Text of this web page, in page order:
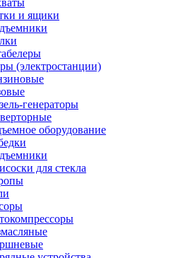
и ящики
(электростанции)
генераторы
оборудование
для стекла